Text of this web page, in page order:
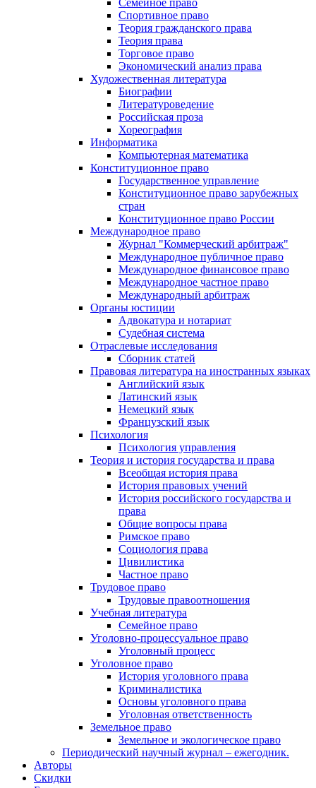
Семейное право
Спортивное право
Теория гражданского права
Теория права
Торговое право
Экономический анализ права
Художественная литература
Биографии
Литературоведение
Российская проза
Хореография
Информатика
Компьютерная математика
Конституционное право
Государственное управление
Конституционное право зарубежных
стран
Конституционное право России
Международное право
Журнал "Коммерческий арбитраж"
Международное публичное право
Международное финансовое право
Международное частное право
Международный арбитраж
Органы юстиции
Адвокатура и нотариат
Судебная система
Отраслевые исследования
Сборник статей
Правовая литература на иностранных языках
Английский язык
Латинский язык
Немецкий язык
Французский язык
Психология
Психология управления
Теория и история государства и права
Всеобщая история права
История правовых учений
История российского государства и
права
Общие вопросы права
Римское право
Социология права
Цивилистика
Частное право
Трудовое право
Трудовые правоотношения
Учебная литература
Семейное право
Уголовно-процессуальное право
Уголовный процесс
Уголовное право
История уголовного права
Криминалистика
Основы уголовного права
Уголовная ответственность
Земельное право
Земельное и экологическое право
Периодический научный журнал – ежегодник.
Авторы
Скидки